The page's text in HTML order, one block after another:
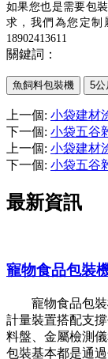
如果您也是需要包
求，我們為您定制
18902413611
關鍵詞：
魚飼料包裝機 5公
上一個: 小袋建材
下一個: 小袋五谷
上一個: 小袋建材
下一個: 小袋五谷
最新資訊
寵物食品包裝
寵物食品包裝
計量裝置搭配支
料盤、金屬檢測
包裝基本都是通